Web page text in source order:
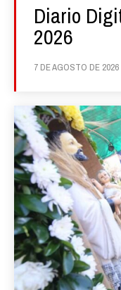
Diario
2026
7 DE AGOSTO DE 2026